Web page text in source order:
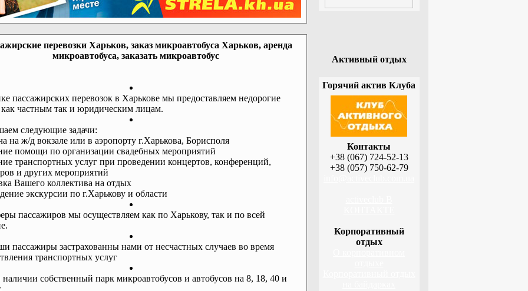
перевозки Харьков, заказ микроавтобуса Харьков, аренда
микроавтобуса, заказать микроавтобус
пассажирских перевозок в Харькове мы предоставляем недорогие
как частным так и юридическим лицам.
следующие задачи:
на ж/д вокзале или в аэропорту г.Харькова, Борисполя
помощи по организации свадебных мероприятий
транспортных услуг при проведении концертов, конференций,
и других мероприятий
Вашего коллектива на отдых
экскурсии по г.Харькову и области
пассажиров мы осуществляем как по Харькову, так и по всей
пассажиры застрахованны нами от несчастных случаев во время
транспортных услуг
собственный парк микроавтобусов и автобусов на 8, 18, 40 и
Активный отдых
Горячий актив Клуба
Контакты
+38 (067) 724-52-13
+38 (057) 750-62-79
Корпоративный
отдых